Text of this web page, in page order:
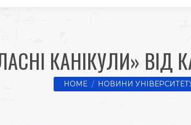
КАНІКУЛИ» ВІД
You are here:
HOME НОВИНИ